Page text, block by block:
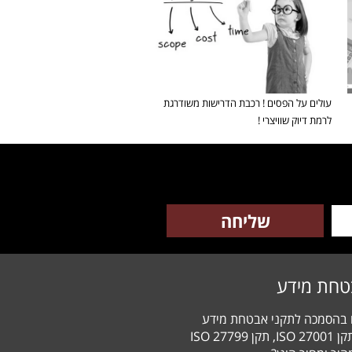
עולים על הפסים ! רכבת הדרישות משודרגת
לרמת דיוק שוויצרי !
מידע
בהסמכה לתקני אבטחת מידע